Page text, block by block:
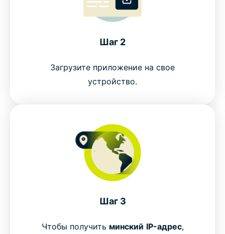
Шаг 2
Загрузите приложение на свое
устройство.
Шаг 3
Чтобы получить минский IP-адрес,